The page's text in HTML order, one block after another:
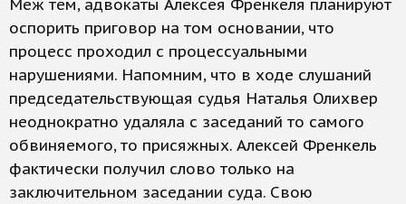
Меж тем, адвокаты Алексея Френкеля планируют
оспорить приговор на том основании, что
процесс проходил с процессуальными
нарушениями. Напомним, что в ходе слушаний
председательствующая судья Наталья Олихвер
неоднократно удаляла с заседаний то самого
обвиняемого, то присяжных. Алексей Френкель
фактически получил слово только на
заключительном заседании суда. Свою